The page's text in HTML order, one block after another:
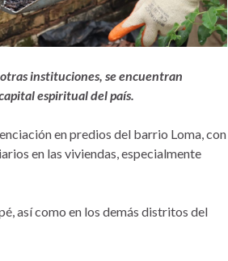
instituciones, se encuentran
espiritual del país.
en predios del barrio Loma, con
en las viviendas, especialmente
así como en los demás distritos del